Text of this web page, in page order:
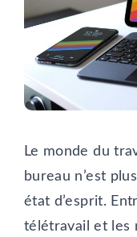
Le monde du
bureau n’est
état d’esprit.
télétravail et les